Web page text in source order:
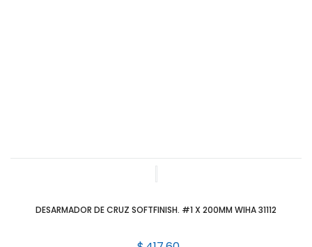
DESARMADOR DE CRUZ SOFTFINISH. #1 X 200MM WIHA 31112